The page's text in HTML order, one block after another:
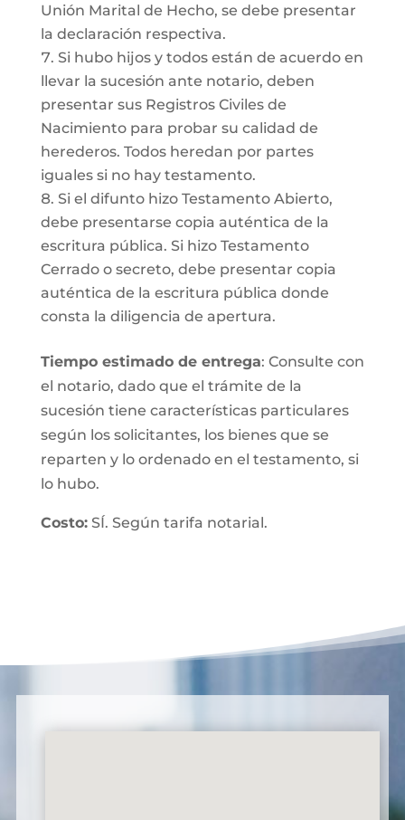
Unión Marital de Hecho, se debe presentar
la declaración respectiva.
Si hubo hijos y todos están de acuerdo en
llevar la sucesión ante notario, deben
presentar sus Registros Civiles de
Nacimiento para probar su calidad de
herederos. Todos heredan por partes
iguales si no hay testamento.
Si el difunto hizo Testamento Abierto,
debe presentarse copia auténtica de la
escritura pública. Si hizo Testamento
Cerrado o secreto, debe presentar copia
auténtica de la escritura pública donde
consta la diligencia de apertura.
Tiempo estimado de entrega: Consulte con
el notario, dado que el trámite de la
sucesión tiene características particulares
según los solicitantes, los bienes que se
reparten y lo ordenado en el testamento, si
lo hubo.
Costo:SÍ. Según tarifa notarial.